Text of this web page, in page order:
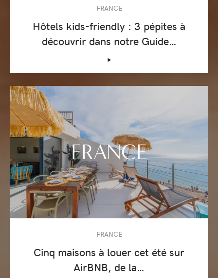
FRANCE
Hôtels kids-friendly : 3 pépites à
découvrir dans notre Guide…
‣
FRANCE
FRANCE
Cinq maisons à louer cet été sur
AirBNB, de la…